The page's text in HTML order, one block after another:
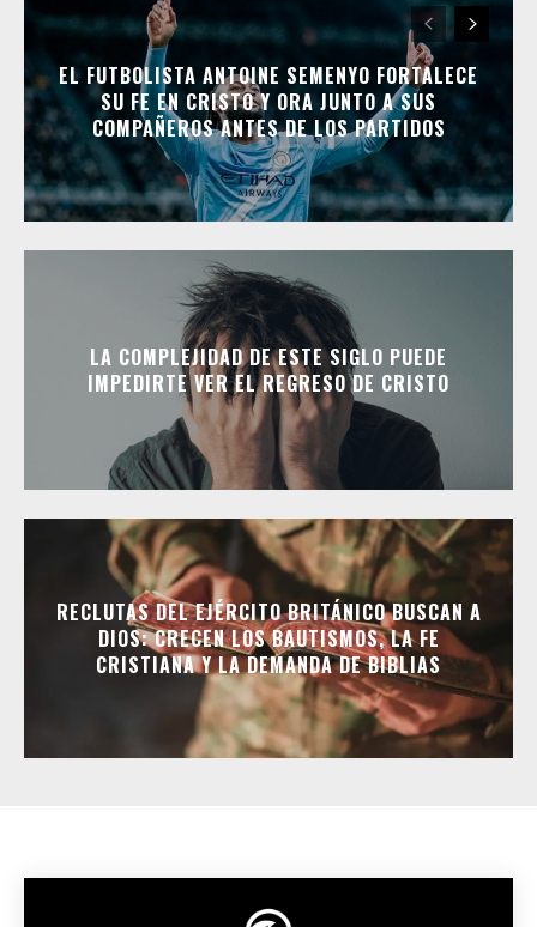
EL FUTBOLISTA ANTOINE SEMENYO FORTALECE
SU FE EN CRISTO Y ORA JUNTO A SUS
COMPAÑEROS ANTES DE LOS PARTIDOS
LA COMPLEJIDAD DE ESTE SIGLO PUEDE
IMPEDIRTE VER EL REGRESO DE CRISTO
RECLUTAS DEL EJÉRCITO BRITÁNICO BUSCAN A
DIOS: CRECEN LOS BAUTISMOS, LA FE
CRISTIANA Y LA DEMANDA DE BIBLIAS